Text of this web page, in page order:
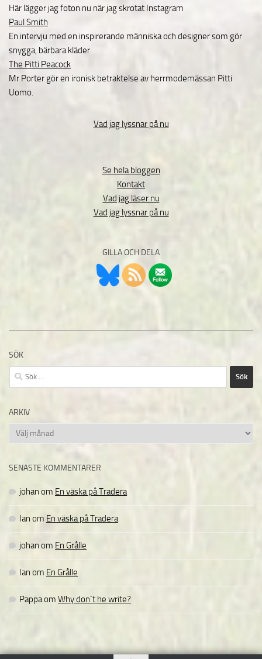
Här lägger jag foton nu när jag skrotat Instagram
Paul Smith
En intervju med en inspirerande människa och designer som gör
snygga, bärbara kläder
The Pitti Peacock
Mr Porter gör en ironisk betraktelse av herrmodemässan Pitti
Uomo.
Vad jag lyssnar på nu
Se hela bloggen
Kontakt
Vad jag läser nu
Vad jag lyssnar på nu
GILLA OCH DELA
SÖK
Sök
efter:
ARKIV
Arkiv
SENASTE KOMMENTARER
johan om En väska på Tradera
Ian om En väska på Tradera
johan om En Grålle
Ian om En Grålle
Pappaom Why don´t he write?